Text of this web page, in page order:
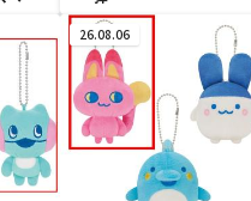
26.08.06